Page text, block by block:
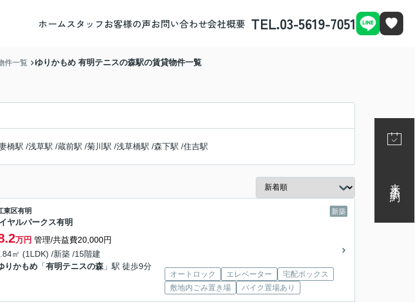
ホームスタッフお客様の声お問い合わせ会社概要 TEL.03-5619-7051
件一覧 ゆりかもめ 有明テニスの森駅の賃貸物件一覧
橋駅 /浅草駅 /蔵前駅 /菊川駅 /浅草橋駅 /森下駅 /住吉駅
新築
東区有明
ヤルパークス有明
万円 管理/共益費20,000円
㎡ (1LDK) /新築 /15階建
りかもめ 「有明テニスの森 」駅 徒歩9分
オートロック エレベーター
宅配ボックス
敷地内ごみ置き場
バイク置場あり